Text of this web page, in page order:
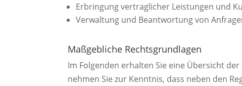
Erbringung vertraglicher Leistungen und
Verwaltung und Beantwortung von
Maßgebliche Rechtsgrundlagen
Im Folgenden erhalten Sie eine Übersicht
nehmen Sie zur Kenntnis, dass neben den